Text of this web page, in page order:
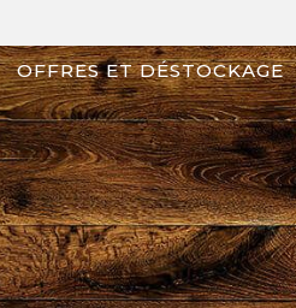
OFFRES ET DÉSTOCKAGE